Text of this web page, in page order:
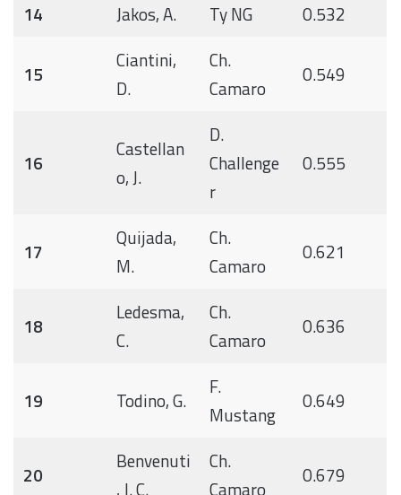
14
Jakos, A. Ty NG 0.532
15
Ciantini,
D.
Ch.
Camaro
0.549
16
Castellan
o, J.
D.
Challenge
r
0.555
17
Quijada,
M.
Ch.
Camaro
0.621
18
Ledesma,
C.
Ch.
Camaro
0.636
19 Todino, G.
F.
Mustang
0.649
20
Benvenuti
, J. C.
Ch.
Camaro
0.679